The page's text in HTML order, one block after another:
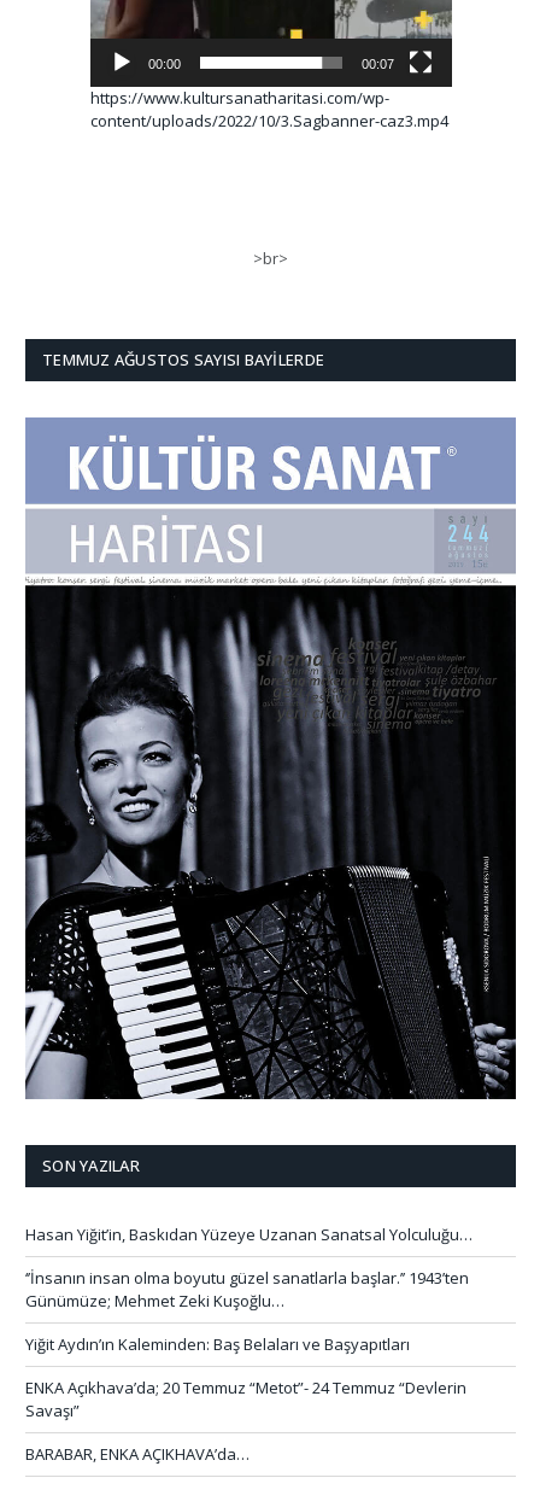
00:00 00:07
https://www.kultursanatharitasi.com/wp-
content/uploads/2022/10/3.Sagbanner-caz3.mp4
>br>
TEMMUZ AĞUSTOS SAYISI BAYILERDE
SON YAZILAR
Hasan Yiğit’in, Baskıdan Yüzeye Uzanan Sanatsal Yolculuğu…
‘’İnsanın insan olma boyutu güzel sanatlarla başlar.’’ 1943’ten
Günümüze; Mehmet Zeki Kuşoğlu…
Yiğit Aydın’ın Kaleminden: Baş Belaları ve Başyapıtları
ENKA Açıkhava’da; 20 Temmuz “Metot”- 24 Temmuz “Devlerin
Savaşı”
BARABAR, ENKA AÇIKHAVA’da…